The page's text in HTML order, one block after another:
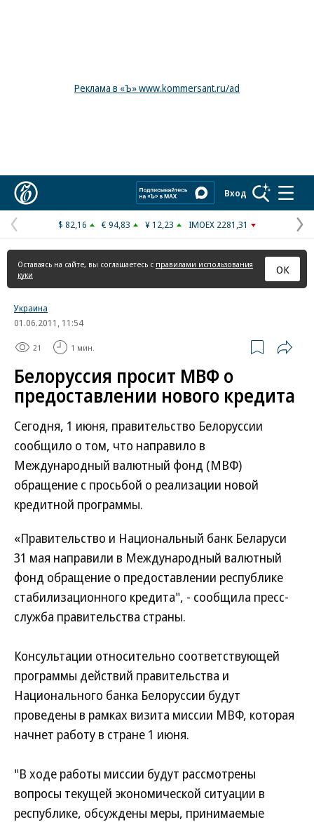
Реклама в «Ъ» www.kommersant.ru/ad
Вход
Предыдущая
страница
$ 82,16 € 94,83 ¥ 12,23 IMOEX 2281,31
Оставаясь на сайте, вы соглашаетесь с правилами использования
куки
ОК
Украина
01.06.2011, 11:54
21 1 мин.
Белоруссия просит МВФ о
предоставлении нового кредита
Сегодня, 1 июня, правительство Белоруссии
сообщило о том, что направило в
Международный валютный фонд (МВФ)
обращение с просьбой о реализации новой
кредитной программы.
«Правительство и Национальный банк Беларуси
31 мая направили в Международный валютный
фонд обращение о предоставлении республике
стабилизационного кредита", - сообщила пресс-
служба правительства страны.
Консультации относительно соответствующей
программы действий правительства и
Национального банка Белоруссии будут
проведены в рамках визита миссии МВФ, которая
начнет работу в стране 1 июня.
"В ходе работы миссии будут рассмотрены
вопросы текущей экономической ситуации в
республике, обсуждены меры, принимаемые